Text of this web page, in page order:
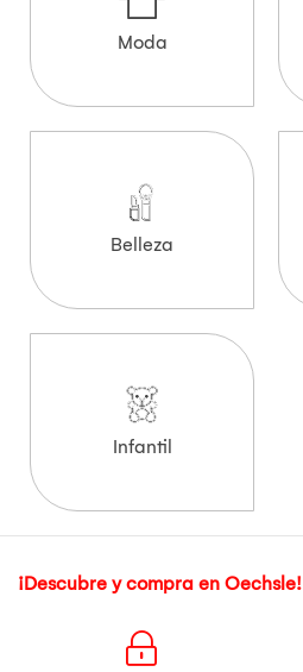
Moda
Belleza
Infantil
¡Descubre y compra en Oechsle!